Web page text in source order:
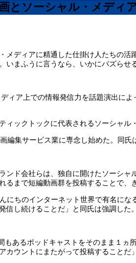
とソーシャル・メディ
ディアに精通した仕掛け人たちの活
まふうに言うなら、いかにバズらせ
ア上での情報発信力を話題演出に
ックトックに代表されるソーシャル
集サービス業に専念し始めた。同氏
ド会社らは、独自に開けたソーシ
まで短編動画群を投稿することで、
ちのインターネット世界で有名に
し続けることだ」と同氏は強調した。
あるポッドキャストをそのまま１ヵ
ウントにまたがって投稿することだ」